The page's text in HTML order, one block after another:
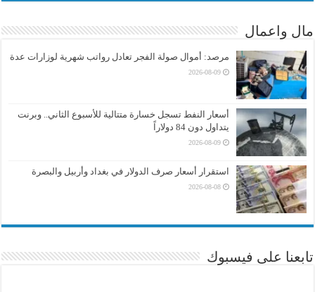
مال واعمال
مرصد: أموال صولة الفجر تعادل رواتب شهرية لوزارات عدة
2026-08-09
أسعار النفط تسجل خسارة متتالية للأسبوع الثاني.. وبرنت
يتداول دون 84 دولاراً
2026-08-09
استقرار أسعار صرف الدولار في بغداد وأربيل والبصرة
2026-08-08
تابعنا على فيسبوك